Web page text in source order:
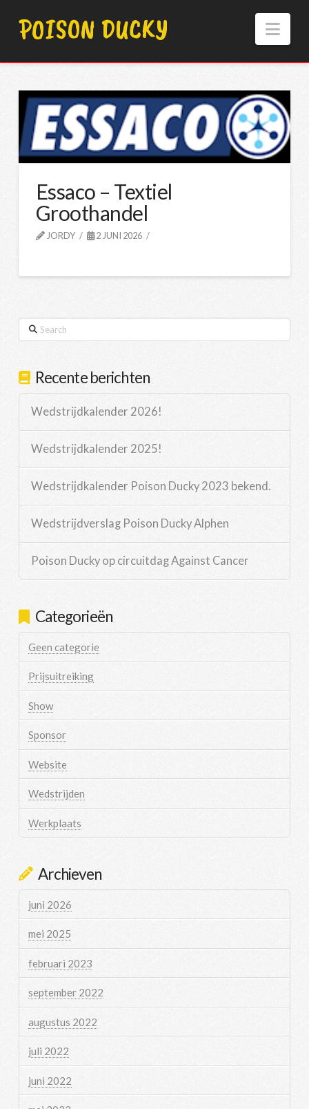
POISON DUCKY
Essaco – Textiel
Groothandel
JORDY 2 JUNI 2026
Search
Recente berichten
Wedstrijdkalender 2026!
Wedstrijdkalender 2025!
Wedstrijdkalender Poison Ducky 2023 bekend.
Wedstrijdverslag Poison Ducky Alphen
Poison Ducky op circuitdag Against Cancer
Categorieën
Geen categorie
Prijsuitreiking
Show
Sponsor
Website
Wedstrijden
Werkplaats
Archieven
juni 2026
mei 2025
februari 2023
september 2022
augustus 2022
juli 2022
juni 2022